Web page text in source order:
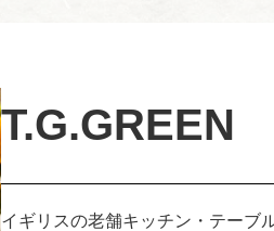
T.G.GREEN
イギリスの老舗キッチン・テーブ